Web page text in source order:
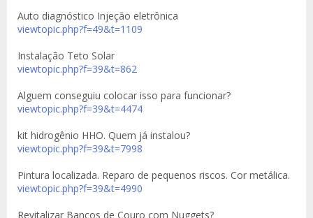
Auto diagnóstico Injeção eletrônica
viewtopic.php?f=49&t=1109
Instalação Teto Solar
viewtopic.php?f=39&t=862
Alguem conseguiu colocar isso para funcionar?
viewtopic.php?f=39&t=4474
kit hidrogênio HHO. Quem já instalou?
viewtopic.php?f=39&t=7998
Pintura localizada. Reparo de pequenos riscos. Cor metálica.
viewtopic.php?f=39&t=4990
Revitalizar Bancos de Couro com Nuggets?